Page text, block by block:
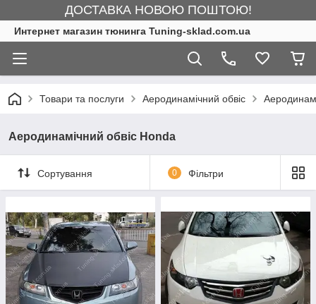
ДОСТАВКА НОВОЮ ПОШТОЮ!
Интернет магазин тюнинга Tuning-sklad.com.ua
Товари та послуги Аеродинамічний обвіс
Аеродинамічний обвіс Honda
Сортування 0 Фільтри